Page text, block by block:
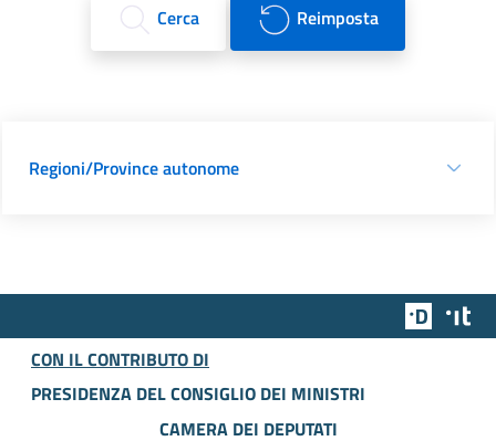
Cerca Reimposta
Regioni/Province autonome
Team
CON IL CONTRIBUTO DI
PRESIDENZA DEL CONSIGLIO DEI MINISTRI
CAMERA DEI DEPUTATI